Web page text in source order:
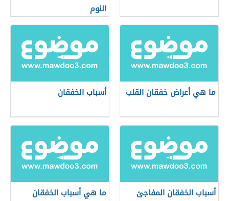
النوم
ما هي أعراض خفقان القلب أسباب الخفقان
أسباب الخفقان المفاجئ ما هي أسباب الخفقان